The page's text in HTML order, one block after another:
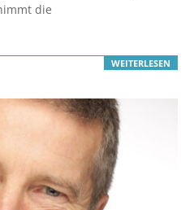
die
WEITERLESEN